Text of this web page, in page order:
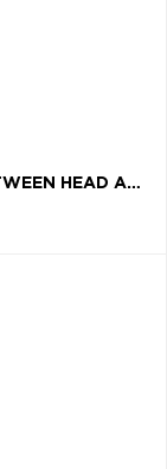
SEPULTURA, VINYL THE MEDIATOR BETWEEN HEAD AND HANDS MUST BE THE HEART (MARBLED VINYL)